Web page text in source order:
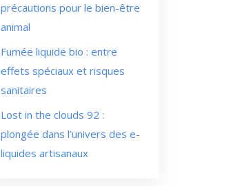
précautions pour le bien-être
animal
Fumée liquide bio : entre
effets spéciaux et risques
sanitaires
Lost in the clouds 92 :
plongée dans l’univers des e-
liquides artisanaux